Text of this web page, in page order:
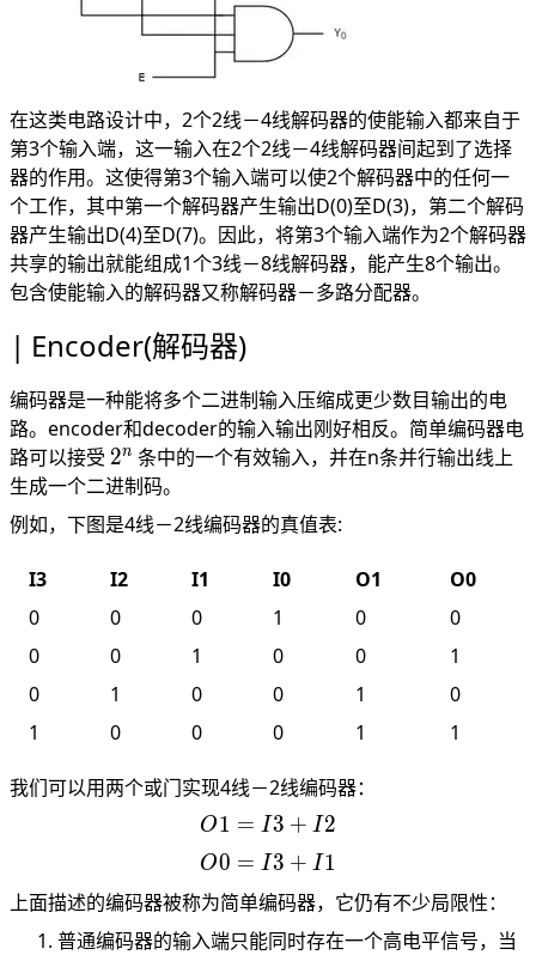
在这类电路设计中，2个2线－4线解码器的使能输入都来自于
第3个输入端，这一输入在2个2线－4线解码器间起到了选择
器的作用。这使得第3个输入端可以使2个解码器中的任何一
个工作，其中第一个解码器产生输出D(0)至D(3)，第二个解码
器产生输出D(4)至D(7)。因此，将第3个输入端作为2个解码器
共享的输出就能组成1个3线－8线解码器，能产生8个输出。
包含使能输入的解码器又称解码器－多路分配器。
Encoder(解码器)
编码器是一种能将多个二进制输入压缩成更少数目输出的电
路。encoder和decoder的输入输出刚好相反。简单编码器电
路可以接受 2^n
2n 条中的一个有效输入，并在n条并行输出线上
生成一个二进制码。
例如，下图是4线－2线编码器的真值表:
I3 I2 I1 I0 O1
O0
0
0 0 1 0
0
0
0 1 0 0
1
0
1 0 0 1
0
1
0 0 0 1 1
我们可以用两个或门实现4线－2线编码器：
O1 =
I3+I2
O1 = I3 + I2
O0 =
I3+I1
O0 = I3 + I1
上面描述的编码器被称为简单编码器，它仍有不少局限性：
普通编码器的输入端只能同时存在一个高电平信号，当